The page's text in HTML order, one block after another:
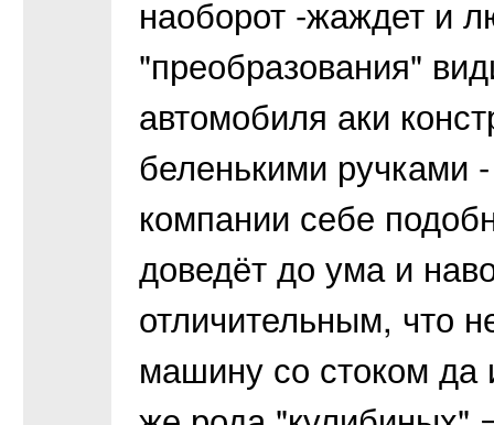
наоборот -жаждет и
"преобразования"
автомобиля аки
беленькими ручками
компании себе
доведёт до ума и
отличительным, что
машину со стоком да